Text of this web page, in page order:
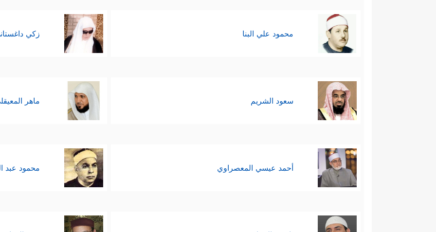
محمود علي البنا زكي
سعود الشريم ماهر
أحمد عيسي المعصراوي محمود عبد